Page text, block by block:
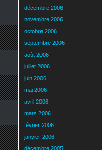
décembre 2006
novembre 2006
octobre 2006
septembre 2006
août 2006
juillet 2006
juin 2006
mai 2006
avril 2006
mars 2006
février 2006
janvier 2006
décembre 2005